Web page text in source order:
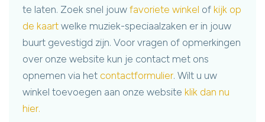
te laten. Zoek snel jouw favoriete winkel of kijk op
de kaartwelke muziek-speciaalzaken er in jouw
buurt gevestigd zijn. Voor vragen of opmerkingen
over onze website kun je contact met ons
opnemen via het contactformulier. Wilt u uw
winkel toevoegen aan onze website klik dan nu
hier.